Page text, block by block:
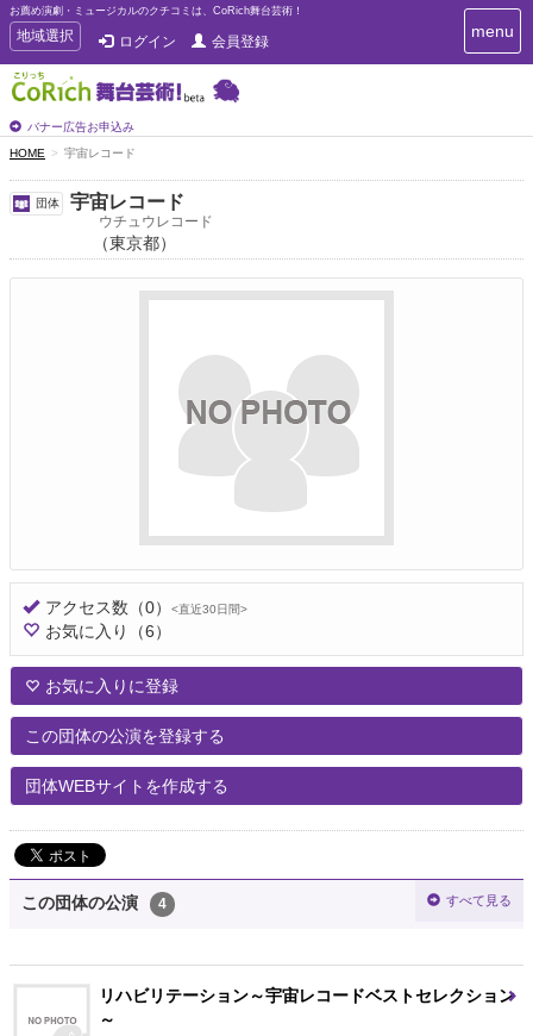
お薦め演劇・ミュージカルのクチコミは、CoRich舞台芸術！
T
o
g
g
e
n
a
v
i
a
t
地域選択 ログイン 会員登録
バナー広告お申込み
T
o
menu
HOME 宇宙レコード
団体 宇宙レコード
ウチュウレコード
（東京都）
アクセス数 （0） <直近30日間>
お気に入り （6）
お気に入りに登録
この団体の公演を登録する
団体WEBサイトを作成する
この団体の公演 4 すべて見る
リハビリテーション～宇宙レコードベストセレクション
～